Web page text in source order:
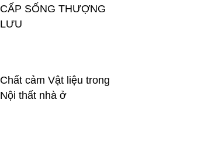
CẤP SỐNG THƯỢNG
LƯU
Chất cảm Vật liệu trong
Nội thất nhà ở